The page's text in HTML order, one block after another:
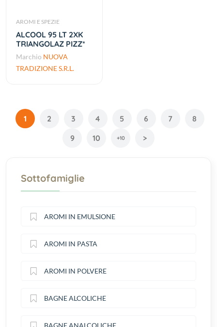
AROMI E SPEZIE
ALCOOL 95 LT 2XK
TRIANGOLAZ PIZZ*
Marchio NUOVA
TRADIZIONE S.R.L.
1 2 3 4 5 6 7
8
9
10 +10 >
Sottofamiglie
AROMI IN EMULSIONE
AROMI IN PASTA
AROMI IN POLVERE
BAGNE ALCOLICHE
BAGNE ANALCOLICHE